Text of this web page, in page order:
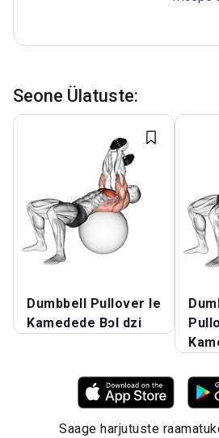
Seone Ülatuste:
Dumbbell Pullover le
Kamedede Bɔl dzi
Saage harjutuste